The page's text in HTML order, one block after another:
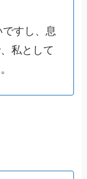
すし、息
私として